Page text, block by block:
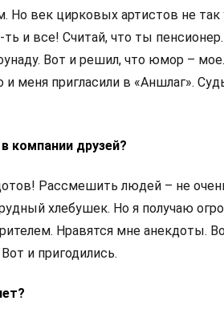
Но век цирковых артистов не так
и все! Считай, что ты
Вот и решил, что юмор – мое.
меня пригласили в «Аншлаг».
компании друзей?
Рассмешить людей – не
хлебушек. Но я получаю
Нравятся мне анекдоты.
и пригодились.